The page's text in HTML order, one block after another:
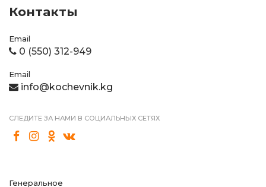
Контакты
Email
0 (550) 312-949
Email
info@kochevnik.kg
СЛЕДИТЕ ЗА НАМИ В СОЦИАЛЬНЫХ СЕТЯХ
Генеральное